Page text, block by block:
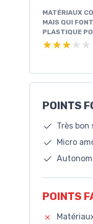
MATÉRIAUX
MAIS QUI
PLASTIQUE
★★★★★
★★★★★
POINTS
Très bon
Micro
POINTS